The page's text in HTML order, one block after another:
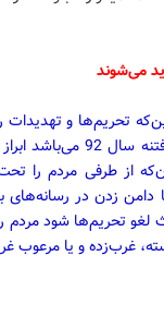
می‌شوند
تحریم‌ها و تهدیدات
دادن اقتصاد کشور و معیشت مردم
از طرفی مردم را
زدن در رسانه‌های
لغو تحریم‌ها شود
غرب‌زده و یا مرعوب